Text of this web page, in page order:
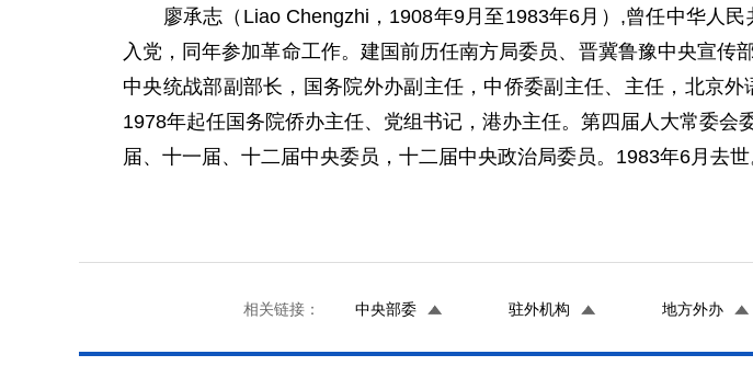
廖承志（Liao Chengzhi，1908年9月至1983年6月）,曾任中华人民
入党，同年参加革命工作。建国前历任南方局委员、晋冀鲁豫中央宣传
中央统战部副部长，国务院外办副主任，中侨委副主任、主任，北京
1978年起任国务院侨办主任、党组书记，港办主任。第四届人大常委
届、十一届、十二届中央委员，十二届中央政治局委员。1983年6月去世
相关链接： 中央部委 驻外机构 地方外办